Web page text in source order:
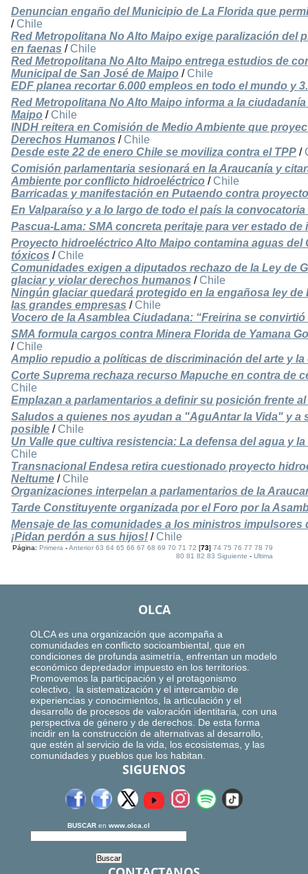
Denuncian engaño del Municipio de La Florida que
/ Chile
Red Metropolitana No Alto Maipo exige paralización del
en faenas / Chile
Red Metropolitana No Alto Maipo entrega estudios de
Municipal de San José de Maipo / Chile
EDF planea recortar 6.000 empleos en todo el mundo y
Red Metropolitana No Alto Maipo informa a la
Maipo / Chile
INDH reitera en Comisión de Medio Ambiente que
Derechos Humanos / Chile
Desde este 22 de enero Chile se moviliza contra el TPP /
Comisión parlamentaria sesionará en la Araucanía y
Ambiente por conflicto hidroeléctrico / Chile
Barricadas y manifestación en Putaendo contra
En Valparaíso y a lo largo de todo el país la convocatoria
Pascua-Lama: SMA concreta peritaje para ver estado de
Proyecto hidroeléctrico Alto Maipo contamina aguas del
tóxicos / Chile
Comunidades exigen a diputados rechazo de la Ley de
glaciar y violar derechos humanos / Chile
Ningún glaciar quedará protegido en la engañosa ley
las grandes empresas / Chile
Vocero de la Asamblea Ciudadana: “Freirina se
SMA formula cargos contra Minera Florida de Yamana
/ Chile
Amplio repudio a políticas de discriminación del arte y la
Corte Suprema rechaza recurso Mapuche en contra de
Chile
Emplazan a parlamentarios a definir su posición frente
Saludos a quienes nos ayudan a "AguAntar la Vida" y a
posible / Chile
Un Valle que cultiva resistencia: La defensa del agua y
Chile
Transnacional Endesa retira cuestionado proyecto
Neltume / Chile
Organizaciones interpelan a parlamentarios de la
Tarde Constituyente organizada por el Foro por la
Mensaje de las comunidades a los ministros
¡Pidan perdón a sus hijos! / Chile
Página:Primera -Anterior 63 64 65 66 67 68 69 70 71 72 [73]74 75 76 77 78 79
80 81 82 83 Siguiente -Ultima
OLCA
OLCA es una organización que acompaña a
comunidades en conflicto socioambiental, que en
condiciones de profunda asimetría, enfrentan un modelo
económico depredador impuesto en los territorios.
Promovemos la participación y el protagonismo
colectivo, la sistematización y el intercambio de
experiencias y conocimientos, la articulación y el
desarrollo de procesos de valoración identitaria, con una
perspectiva de género y de derechos. De esta forma
incidir en la construcción de alternativas al desarrollo,
que estén al servicio de la vida, los ecosistemas, y las
comunidades y pueblos que los habitan.
SIGUENOS
BUSCAR en www.olca.cl